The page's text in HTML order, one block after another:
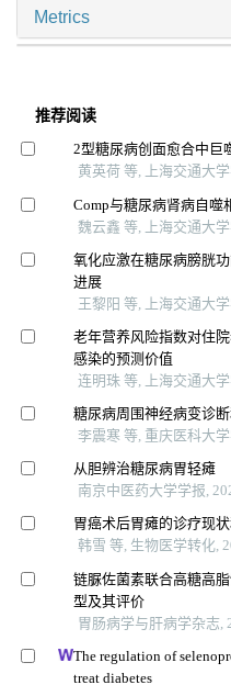
Metrics
推荐阅读
2型糖尿病创面愈合中巨
黄英荷 等, 上海交通大
Comp与糖尿病肾病自噬
魏云鑫 等, 上海交通大
氧化应激在糖尿病膀胱
进展
王黎阳 等, 上海交通大
老年营养风险指数对住
感染的预测价值
连明珠 等, 上海交通大
糖尿病周围神经病变诊
李震寒 等, 重庆医科大
从胆辨治糖尿病胃轻瘫
南京中医药大学学报,
胃癌术后胃瘫的诊疗现
韩雪 等, 生物医学转化,
链脲佐菌素联合高糖高
型及其评价
胃肠病学与肝病学杂志,
The regulation of
treat diabetes